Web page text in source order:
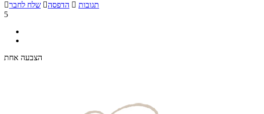
שלח לחבר הדפסה  תגובות
5
הצבעה אחת